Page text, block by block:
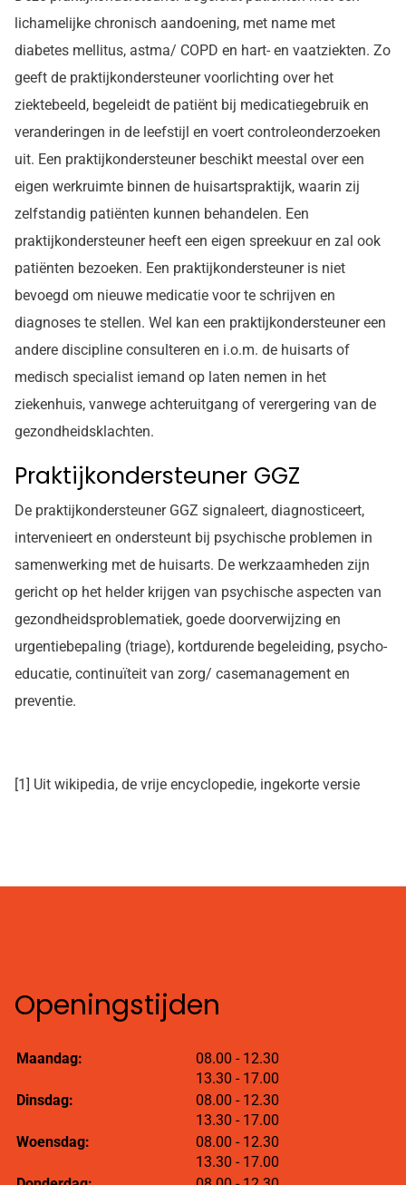
lichamelijke chronisch aandoening, met name met
diabetes mellitus, astma/ COPD en hart- en vaatziekten. Zo
geeft de praktijkondersteuner voorlichting over het
ziektebeeld, begeleidt de patiënt bij medicatiegebruik en
veranderingen in de leefstijl en voert controleonderzoeken
uit. Een praktijkondersteuner beschikt meestal over een
eigen werkruimte binnen de huisartspraktijk, waarin zij
zelfstandig patiënten kunnen behandelen. Een
praktijkondersteuner heeft een eigen spreekuur en zal ook
patiënten bezoeken. Een praktijkondersteuner is niet
bevoegd om nieuwe medicatie voor te schrijven en
diagnoses te stellen. Wel kan een praktijkondersteuner een
andere discipline consulteren en i.o.m. de huisarts of
medisch specialist iemand op laten nemen in het
ziekenhuis, vanwege achteruitgang of verergering van de
gezondheidsklachten.
Praktijkondersteuner GGZ
De praktijkondersteuner GGZ signaleert, diagnosticeert,
intervenieert en ondersteunt bij psychische problemen in
samenwerking met de huisarts. De werkzaamheden zijn
gericht op het helder krijgen van psychische aspecten van
gezondheidsproblematiek, goede doorverwijzing en
urgentiebepaling (triage), kortdurende begeleiding, psycho-
educatie, continuïteit van zorg/ casemanagement en
preventie.
[1] Uit wikipedia, de vrije encyclopedie, ingekorte versie
Openingstijden
Maandag: 08.00 tot
- 12.30
13.30 tot
- 17.00
Dinsdag:
08.00 tot
- 12.30
13.30 tot
- 17.00
Woensdag:
08.00 tot
- 12.30
13.30 tot
- 17.00